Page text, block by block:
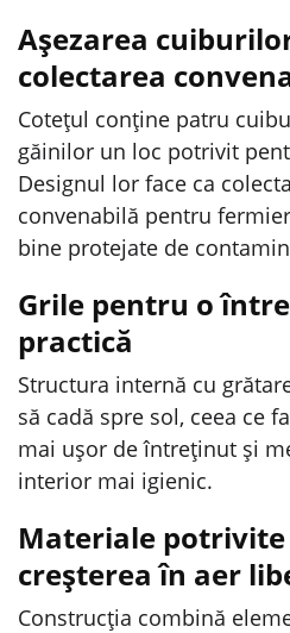
Așezarea
colectarea
Cotețul conține patru
găinilor un loc potrivit
Designul lor face ca
convenabilă pentru
bine protejate de
Grile pentru o
practică
Structura internă cu
să cadă spre sol, ceea ce
mai ușor de întreținut și
interior mai igienic.
Materiale
creșterea în aer
Construcția combină